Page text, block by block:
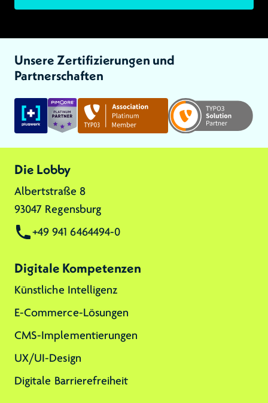
Unsere Zertifizierungen und
Partnerschaften
Link zu: Link zu: Link zu:
Die Lobby
Albertstraße 8
93047 Regensburg
+49 941 6464494-0
Digitale Kompetenzen
Künstliche Intelligenz
E-Commerce-Lösungen
CMS-Implementierungen
UX/UI-Design
Digitale Barrierefreiheit